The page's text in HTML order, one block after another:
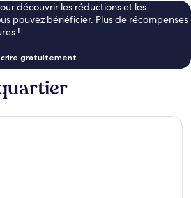
découvrir les réductions et les
pouvez bénéficier. Plus de récompenses
!
gratuitement